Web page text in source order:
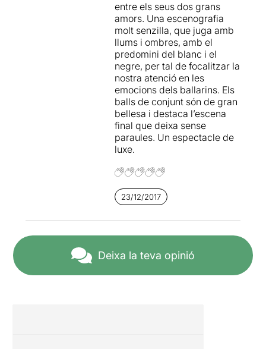
entre els seus dos grans
amors. Una escenografia
molt senzilla, que juga amb
llums i ombres, amb el
predomini del blanc i el
negre, per tal de focalitzar la
nostra atenció en les
emocions dels ballarins. Els
balls de conjunt són de gran
bellesa i destaca l’escena
final que deixa sense
paraules. Un espectacle de
luxe.
23/12/2017
Deixa la teva opinió